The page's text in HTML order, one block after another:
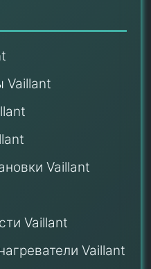
Vaillant
Vaillant
Vaillant
Vaillant